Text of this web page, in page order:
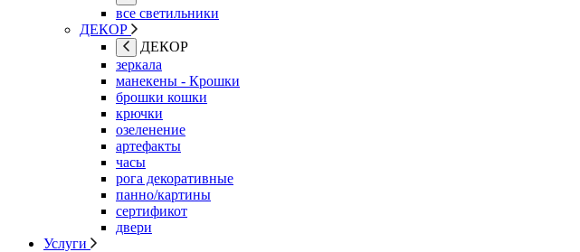
все светильники
ДЕКОР
ДЕКОР
зеркала
манекены - Крошки
брошки кошки
крючки
озеленение
артефакты
часы
рога декоративные
панно/картины
сертификот
двери
Услуги